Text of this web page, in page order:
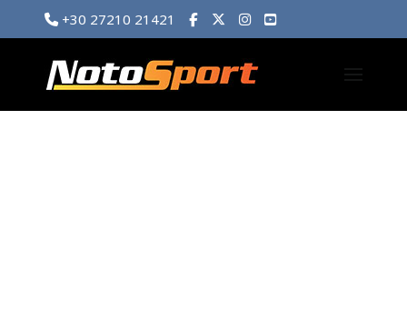
+30 27210 21421